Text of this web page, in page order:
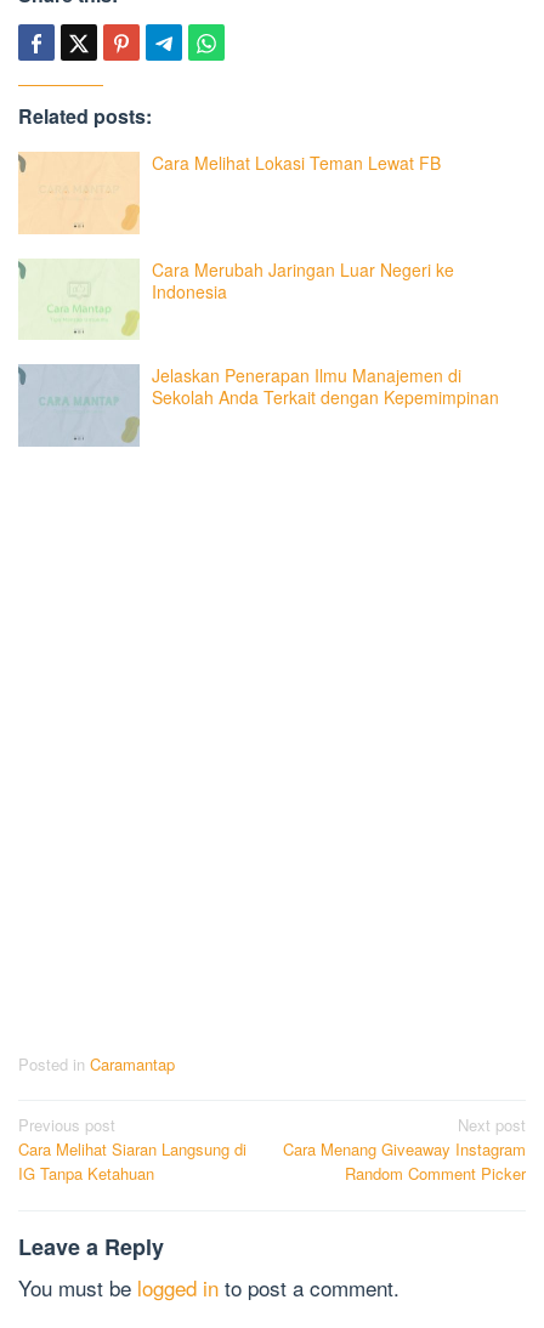
Related posts:
Cara Melihat Lokasi Teman Lewat FB
Cara Merubah Jaringan Luar Negeri ke
Indonesia
Jelaskan Penerapan Ilmu Manajemen di
Sekolah Anda Terkait dengan Kepemimpinan
Posted in Caramantap
Post
navigation
Previous post
Cara Melihat Siaran Langsung di
IG Tanpa Ketahuan
Next post
Cara Menang Giveaway Instagram
Random Comment Picker
Leave a Reply
You must be logged in to post a comment.